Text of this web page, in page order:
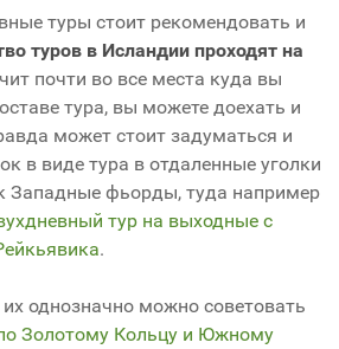
туры стоит рекомендовать и
туров в Исландии проходят на
почти во все места куда вы
тура, вы можете доехать и
может стоит задуматься и
в виде тура в отдаленные уголки
Западные фьорды, туда например
тур на выходные с
.
однозначно можно советовать
Золотому Кольцу и Южному